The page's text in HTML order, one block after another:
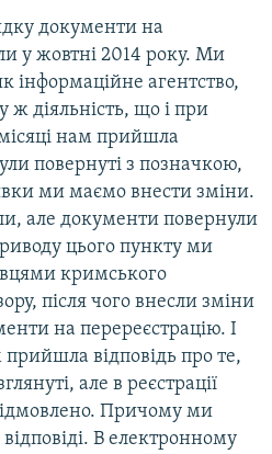
документи на
у жовтні 2014 року. Ми
інформаційне агентство,
ж діяльність, що і при
нам прийшла
повернуті з позначкою,
ми маємо внести зміни.
але документи повернули
цього пункту ми
кримського
після чого внесли зміни
на перереєстрацію. І
відповідь про те,
але в реєстрації
Причому ми
В електронному